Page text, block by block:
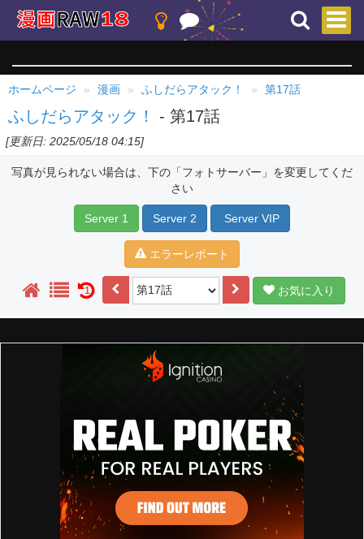
ホームページ 漫画 ふしだらアタック！ 第17話
ふしだらアタック！ - 第17話
[更新日: 2025/05/18 04:15]
写真が見られない場合は、下の「フォトサーバー」を変更してくだ
さい
Server 1 Server 2 Server VIP
エラーレポート
1 お気に入り